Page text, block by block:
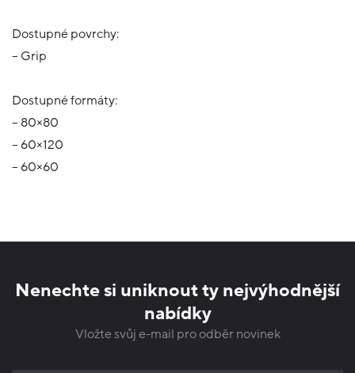
Dostupné povrchy:
– Grip
Dostupné formáty:
– 80×80
– 60×120
– 60×60
Nenechte si uniknout ty nejvýhodnější
nabídky
Vložte svůj e-mail pro odběr novinek